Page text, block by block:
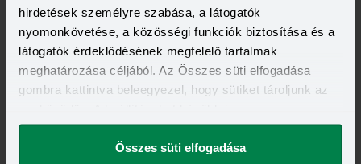
hirdetések személyre szabása, a látogatók
nyomonkövetése, a közösségi funkciók biztosítása és a
látogatók érdeklődésének megfelelő tartalmak
meghatározása céljából. Az Összes süti elfogadása
gombra kattintva beleegyezel, hogy sütiket tároljunk az
megváltoztathatod.
Összes süti elfogadása